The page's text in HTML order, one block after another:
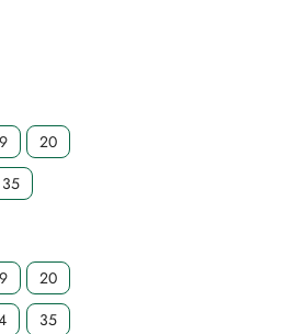
20
35
20
35